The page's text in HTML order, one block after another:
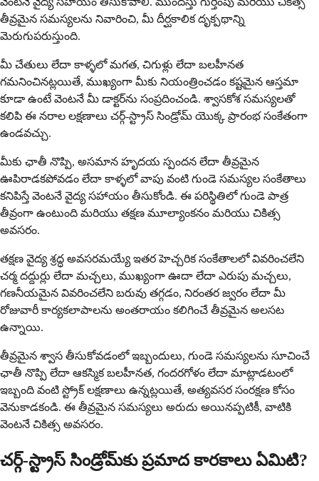
తీవ్రమైన సమస్యలను నివారించి, మీ దీర్ఘకాలిక దృక్పథాన్ని
మెరుగుపరుస్తుంది.
మీ చేతులు లేదా కాళ్ళలో మగత, చిగుళ్లు లేదా బలహీనత
గమనించినట్లయితే, ముఖ్యంగా మీకు నియంత్రించడం కష్టమైన ఆస్తమా
కూడా ఉంటే వెంటనే మీ డాక్టర్‌ను సంప్రదించండి. శ్వాసకోశ సమస్యలతో
కలిపి ఈ నరాల లక్షణాలు చర్గ్-స్ట్రాస్ సిండ్రోమ్ యొక్క ప్రారంభ సంకేతంగా
ఉండవచ్చు.
మీకు ఛాతీ నొప్పి, అసమాన హృదయ స్పందన లేదా తీవ్రమైన
ఊపిరాడకపోవడం లేదా కాళ్ళలో వాపు వంటి గుండె సమస్యల సంకేతాలు
కనిపిస్తే వెంటనే వైద్య సహాయం తీసుకోండి. ఈ పరిస్థితిలో గుండె పాత్ర
తీవ్రంగా ఉంటుంది మరియు తక్షణ మూల్యాంకనం మరియు చికిత్స
అవసరం.
తక్షణ వైద్య శ్రద్ధ అవసరమయ్యే ఇతర హెచ్చరిక సంకేతాలలో వివరించలేని
చర్మ దద్దుర్లు లేదా మచ్చలు, ముఖ్యంగా ఊదా లేదా ఎరుపు మచ్చలు,
గణనీయమైన వివరించలేని బరువు తగ్గడం, నిరంతర జ్వరం లేదా మీ
రోజువారీ కార్యకలాపాలను అంతరాయం కలిగించే తీవ్రమైన అలసట
ఉన్నాయి.
తీవ్రమైన శ్వాస తీసుకోవడంలో ఇబ్బందులు, గుండె సమస్యలను సూచించే
ఛాతీ నొప్పి లేదా ఆకస్మిక బలహీనత, గందరగోళం లేదా మాట్లాడటంలో
ఇబ్బంది వంటి స్ట్రోక్ లక్షణాలు ఉన్నట్లయితే, అత్యవసర సంరక్షణ కోసం
వెనుకాడకండి. ఈ తీవ్రమైన సమస్యలు అరుదు అయినప్పటికీ, వాటికి
వెంటనే చికిత్స అవసరం.
చర్గ్-స్ట్రాస్ సిండ్రోమ్‌కు ప్రమాద కారకాలు ఏమిటి?